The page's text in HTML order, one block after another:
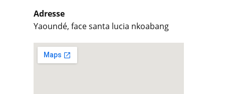
Adresse
Yaoundé, face santa lucia nkoabang